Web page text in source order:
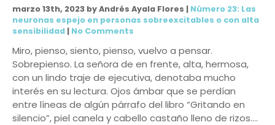
marzo 13th, 2023 by Andrés Ayala Flores | Número 23: Las
neuronas espejo en personas sobreexcitables o con alta
sensibilidad | No Comments
Miro, pienso, siento, pienso, vuelvo a pensar.
Sobrepienso. La señora de en frente, alta, hermosa,
con un lindo traje de ejecutiva, denotaba mucho
interés en su lectura. Ojos ámbar que se perdían
entre líneas de algún párrafo del libro “Gritando en
silencio”, piel canela y cabello castaño lleno de rizos….